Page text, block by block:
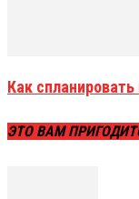
Как
ЭТО ВАМ